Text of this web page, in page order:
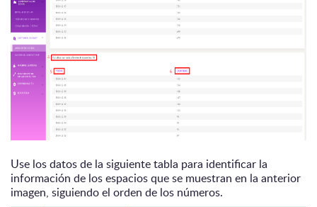
Use los datos de la siguiente tabla para identificar la
información de los espacios que se muestran en la anterior
imagen, siguiendo el orden de los números.